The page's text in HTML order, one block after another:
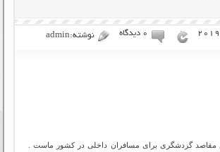
۰ دیدگاه نوشته:admin
مقاصد گردشگری برای مسافران داخلی در کشور ماست .